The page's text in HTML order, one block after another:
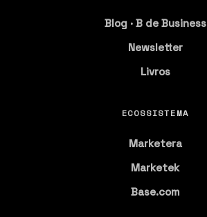
Blog · B de Business
Newsletter
Livros
ECOSSISTEMA
Marketera
Marketek
Base.com